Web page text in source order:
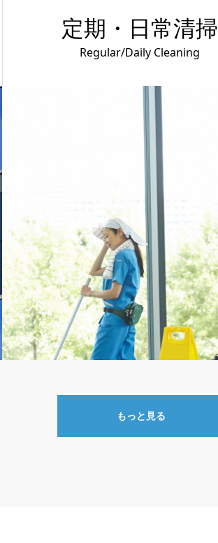
定期・日常清掃
Regular/Daily Cleaning
もっと見る